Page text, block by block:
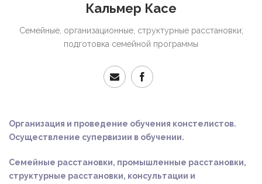
Кальмер Касе
Семейные, организационные, структурные pасстановки;
подготовка семейной программы
Организация и проведение обучения констелистов.
Осуществление супервизии в обучении.
Семейные расстановки, промышленные расстановки,
структурные расстановки, консультации и